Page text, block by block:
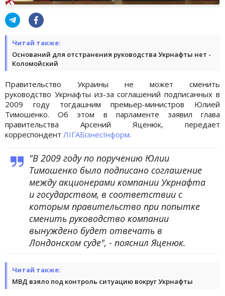
Читай также:
Оснований для отстранения руководства Укрнафты нет -
Коломойский
Правительство Украины не может сменить
руководство Укрнафты из-за соглашений подписанных в
2009 году тогдашним премьер-министров Юлией
Тимошенко. Об этом в парламенте заявил глава
правительства Арсений Яценюк, передает
корреспондент ЛІГАБізнесІнформ.
"В 2009 году по поручению Юлии
Тимошенко было подписано соглашение
между акционерами компании Укрнафта
и государством, в соответствии с
которым правительство при попытке
сменить руководство компании
вынуждено будет отвечать в
Лондонском суде", - пояснил Яценюк.
Читай также:
МВД взяло под контроль ситуацию вокруг Укрнафты